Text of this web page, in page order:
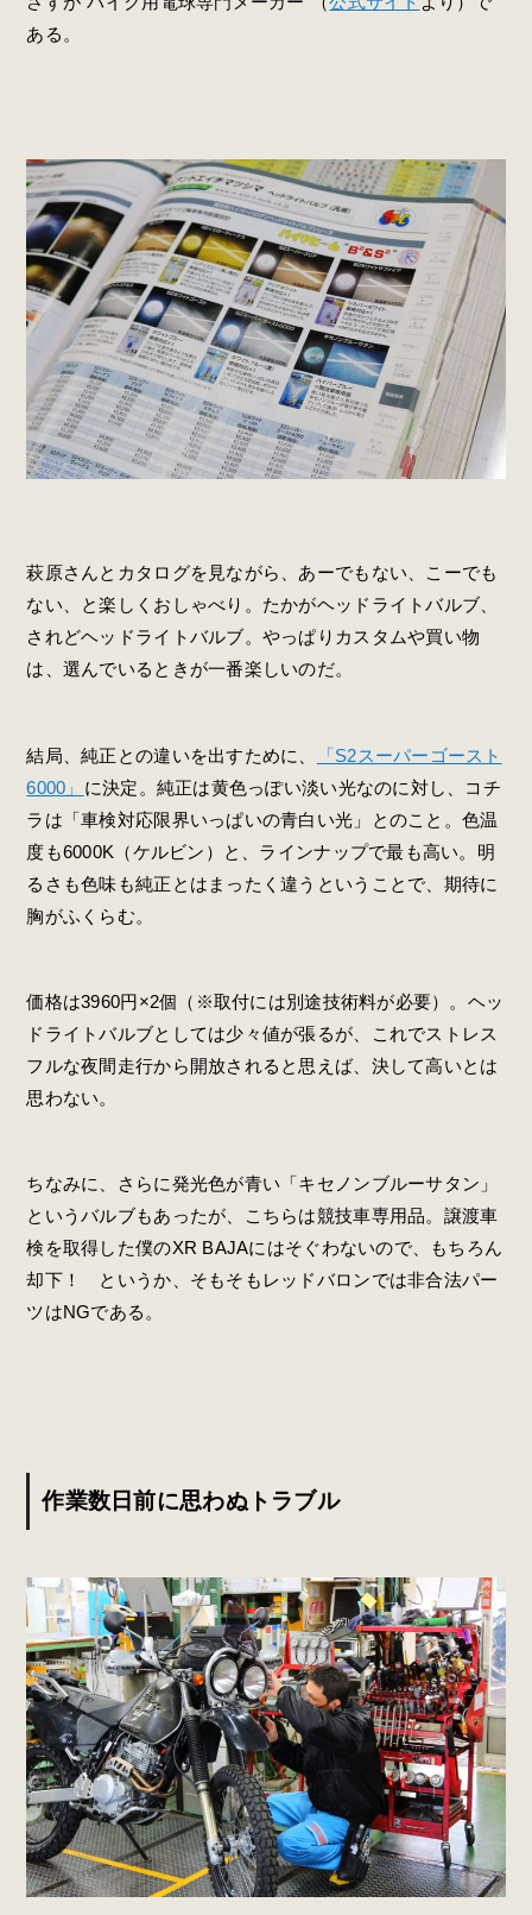
ある。
萩原さんとカタログを見ながら、あーでもない、こーでも
ない、と楽しくおしゃべり。たかがヘッドライトバルブ、
されどヘッドライトバルブ。やっぱりカスタムや買い物
は、選んでいるときが一番楽しいのだ。
結局、純正との違いを出すために、
「S2スーパーゴースト
6000」 に決定。純正は黄色っぽい淡い光なのに対し、コチ
ラは「車検対応限界いっぱいの青白い光」とのこと。色温
度も6000K（ケルビン）と、ラインナップで最も高い。明
るさも色味も純正とはまったく違うということで、期待に
胸がふくらむ。
価格は3960円×2個（※取付には別途技術料が必要）。ヘッ
ドライトバルブとしては少々値が張るが、これでストレス
フルな夜間走行から開放されると思えば、決して高いとは
思わない。
ちなみに、さらに発光色が青い「キセノンブルーサタン」
というバルブもあったが、こちらは競技車専用品。譲渡車
検を取得した僕のXR BAJAにはそぐわないので、もちろん
却下！ というか、そもそもレッドバロンでは非合法パー
ツはNGである。
作業数日前に思わぬトラブル